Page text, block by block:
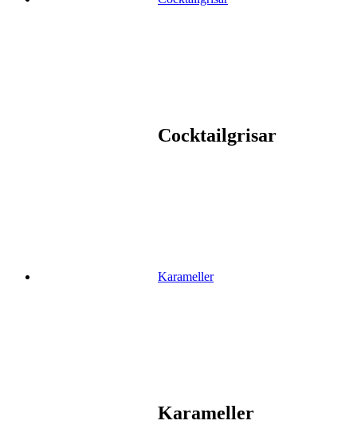
Cocktailgrisar
Karameller
Karameller